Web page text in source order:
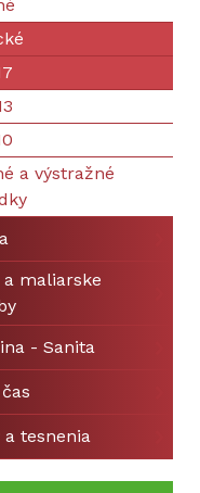
a výstražné
a maliarske
- Sanita
a tesnenia